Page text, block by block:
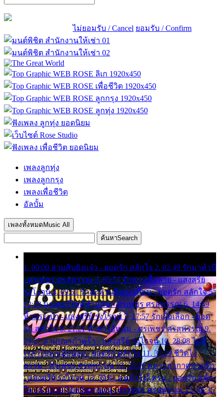
ไม่ยอมรับ / Cancel ยอมรับ / Confirm
เพลงลูกทุ่ง
เพลงลูกกรุง
เพลงเพื่อชีวิต
อัลบั้ม
เพลงทั้งหมด Music All
ค้นหาSearch
1. 00:00 สามสิบยังแจ๋ว - ยอดรัก สลักใจ 2. 02:49 รักมาห้าปี
- ศรเพชร ศรสุพรรณ 3. 05:57 รักสาวเสื้อลาย - แสงสุรีย์
รุ่งโรจน์ 4. 09:51 รักสะท้านดินสะเทือน - ยอดรัก สลักใจ 5.
12:23 มอเตอร์ไซค์ทำหล่น - ศรเพชร ศรสุพรรณ 6. 14:49
หิ้วกระเป๋า - แสงสุรีย์ รุ่งโรจน์ 7. 17:57 รักเผื่อเลือก - ยอด
รัก สลักใจ 8. 21:21 น้ำตาไอ้หนุ่ม - ศรเพชร ศรสุพรรณ 9.
24:27 สามเณรกำพร้า - แสงสุรีย์ รุ่งโรจน์ 10. 28:08 ไม่มี
เวลาไปหาเมียน้อย - ยอดรัก สลักใจ 11. 31:29 ชีวิตไอ้
ธรรม - ศรเพชร ศรสุพรรณ 12. 35:26 ทหารอากาศขาดรัก
- แสงสุรีย์ รุ่งโรจน์ 13. 39:01 คนหัวใจโทรม - ยอดรัก สลัก
ใจ 14. 42:49 ไอ้หวังตายแน่ - ศรเพชร ศรสุพรรณ 15. 46:35